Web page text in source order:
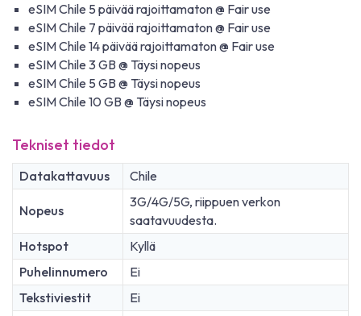
eSIM Chile 5 päivää rajoittamaton @ Fair use
eSIM Chile 7 päivää rajoittamaton @ Fair use
eSIM Chile 14 päivää rajoittamaton @ Fair use
eSIM Chile 3 GB @ Täysi nopeus
eSIM Chile 5 GB @ Täysi nopeus
eSIM Chile 10 GB @ Täysi nopeus
Tekniset tiedot
Datakattavuus Chile
Nopeus
3G/4G/5G, riippuen verkon
saatavuudesta.
Hotspot
Kyllä
Puhelinnumero
Ei
Tekstiviestit
Ei